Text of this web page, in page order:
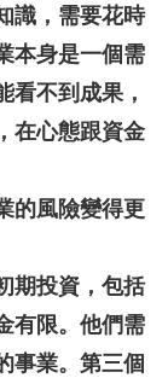
識，需要花時
本身是一個需
看不到成果，
在心態跟資金
的風險變得更
期投資，包括
有限。他們需
事業。第三個